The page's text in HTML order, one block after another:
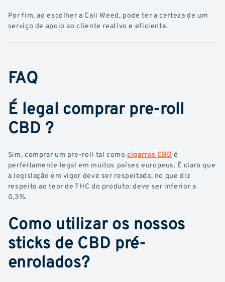
Por fim, ao escolher a Cali Weed, pode ter a certeza de um
serviço de apoio ao cliente reativo e eficiente.
FAQ
É legal comprar pre-roll
CBD ?
Sim, comprar um pre-roll tal comocigarros CBDé
perfeitamente legal em muitos países europeus. É claro que
a legislação em vigor deve ser respeitada, no que diz
respeito ao teor de THC do produto: deve ser inferior a
0,3%.
Como utilizar os nossos
sticks de CBD pré-
enrolados?